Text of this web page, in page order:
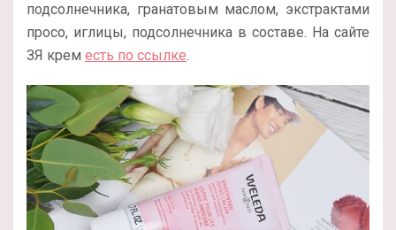
подсолнечника, гранатовым маслом, экстрактами
просо, иглицы, подсолнечника в составе. На сайте
ЗЯ крем есть по ссылке.